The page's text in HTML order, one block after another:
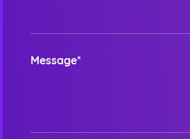
Message*